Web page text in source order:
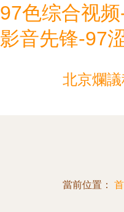
97色综合视
影音先锋-97
北京爛
當前位置：